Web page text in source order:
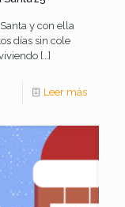
y con ella
días sin cole
[…]
Leer más